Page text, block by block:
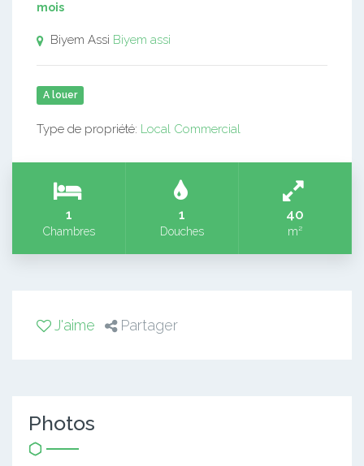
mois
Biyem Assi Biyem assi
A louer
Type de propriété: Local Commercial
1
Chambres
1
Douches
40
m²
J'aime Partager
Photos